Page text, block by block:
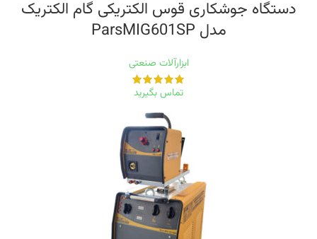
دستگاه جوشکاری قوس الکتریکی گام الکتریک
مدل ParsMIG601SP
ابزارآلات صنعتی
تماس بگیرید